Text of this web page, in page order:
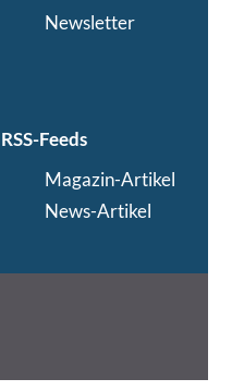
Newsletter
RSS-Feeds
Magazin-Artikel
News-Artikel